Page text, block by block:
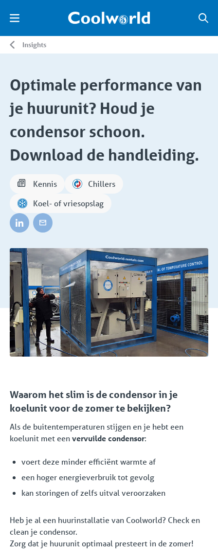
Insights
Optimale performance van
je huurunit? Houd je
condensor schoon.
Download de handleiding.
Kennis
Chillers
Koel- of vriesopslag
Waarom het slim is de condensor in je
koelunit voor de zomer te bekijken?
Als de buitentemperaturen stijgen en je hebt een
koelunit met eenvervuilde condensor:
voert deze minder efficiënt warmte af
een hoger energieverbruik tot gevolg
kan storingen of zelfs uitval veroorzaken
Heb je al een huurinstallatie van Coolworld? Check en
clean je condensor.
Zorg dat je huurunit optimaal presteert in de zomer!